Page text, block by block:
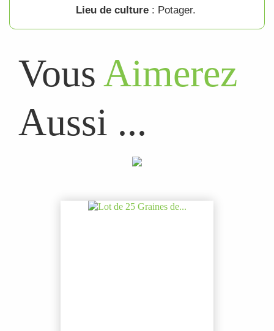
Lieu de culture: Potager.
VousAimerez
Aussi ...